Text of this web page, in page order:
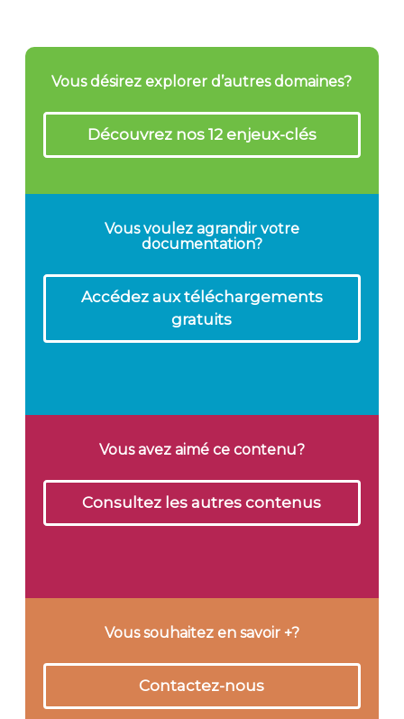
Vous désirez explorer d’autres domaines?
Découvrez nos 12 enjeux-clés
Vous voulez agrandir votre
documentation?
Accédez aux téléchargements
gratuits
Vous avez aimé ce contenu?
Consultez les autres contenus
Vous souhaitez en savoir +?
Contactez-nous